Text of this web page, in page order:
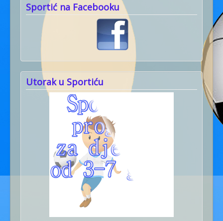
Sportić na Facebooku
Utorak u Sportiću